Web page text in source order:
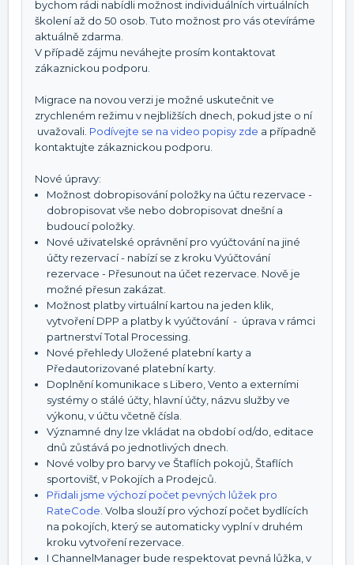
bychom rádi nabídli možnost individuálních virtuálních
školení až do 50 osob. Tuto možnost pro vás otevíráme
aktuálně zdarma.
V případě zájmu neváhejte prosím kontaktovat
zákaznickou podporu.
Migrace na novou verzi je možné uskutečnit ve
zrychleném režimu v nejbližších dnech, pokud jste o ní
uvažovali. Podívejte se na video popisy zde a případně
kontaktujte zákaznickou podporu.
Nové úpravy:
Možnost dobropisování položky na účtu rezervace -
dobropisovat vše nebo dobropisovat dnešní a
budoucí položky.
Nové uživatelské oprávnění pro vyúčtování na jiné
účty rezervací - nabízí se z kroku Vyúčtování
rezervace - Přesunout na účet rezervace. Nově je
možné přesun zakázat.
Možnost platby virtuální kartou na jeden klik,
vytvoření DPP a platby k vyúčtování - úprava v rámci
partnerství Total Processing.
Nové přehledy Uložené platební karty a
Předautorizované platební karty.
Doplnění komunikace s Libero, Vento a externími
systémy o stálé účty, hlavní účty, názvu služby ve
výkonu, v účtu včetně čísla.
Významné dny lze vkládat na období od/do, editace
dnů zůstává po jednotlivých dnech.
Nové volby pro barvy ve Štaflích pokojů, Štaflích
sportovišť, v Pokojích a Prodejců.
Přidali jsme výchozí počet pevných lůžek pro
RateCode . Volba slouží pro výchozí počet bydlících
na pokojích, který se automaticky vyplní v druhém
kroku vytvoření rezervace.
I ChannelManager bude respektovat pevná lůžka, v